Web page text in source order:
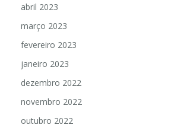
abril 2023
março 2023
fevereiro 2023
janeiro 2023
dezembro 2022
novembro 2022
outubro 2022